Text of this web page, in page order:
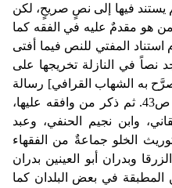
لم يستند فيها إلى نصٍ صريحٍ، لكن
من هو مقدمٌ عليه في الفقه كما
استناد المفتي للنص فيما أفتى
نصاً في النازلة تخريجها على
به الشهاب القرافي] رسالة
. ثم ذكر من وافقه عليها،
وابن نجيم الحنفي، وعبد
الخلو جماعةٌ من الفقهاء
وبدران أبو العينين بدران
المطبقة في بعض البلدان كما